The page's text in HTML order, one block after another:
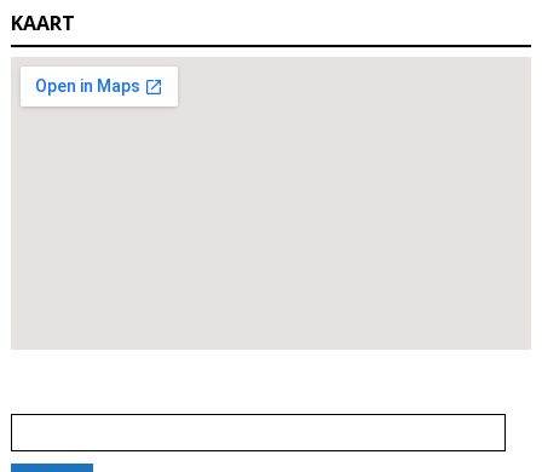
KAART
naar: